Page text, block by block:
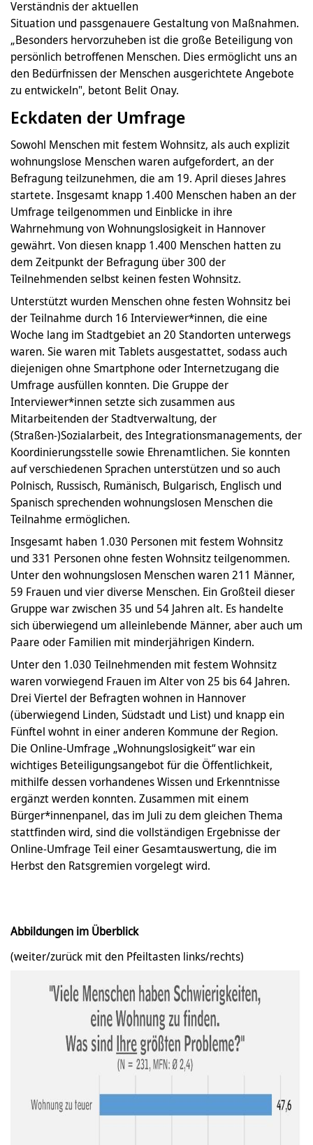
Verständnis der aktuellen
Situation und passgenauere Gestaltung von Maßnahmen.
„Besonders hervorzuheben ist die große Beteiligung von
persönlich betroffenen Menschen. Dies ermöglicht uns an
den Bedürfnissen der Menschen ausgerichtete Angebote
zu entwickeln", betont Belit Onay.
Eckdaten der Umfrage
Sowohl Menschen mit festem Wohnsitz, als auch explizit
wohnungslose Menschen waren aufgefordert, an der
Befragung teilzunehmen, die am 19. April dieses Jahres
startete. Insgesamt knapp 1.400 Menschen haben an der
Umfrage teilgenommen und Einblicke in ihre
Wahrnehmung von Wohnungslosigkeit in Hannover
gewährt. Von diesen knapp 1.400 Menschen hatten zu
dem Zeitpunkt der Befragung über 300 der
Teilnehmenden selbst keinen festen Wohnsitz.
Unterstützt wurden Menschen ohne festen Wohnsitz bei
der Teilnahme durch 16 Interviewer*innen, die eine
Woche lang im Stadtgebiet an 20 Standorten unterwegs
waren. Sie waren mit Tablets ausgestattet, sodass auch
diejenigen ohne Smartphone oder Internetzugang die
Umfrage ausfüllen konnten. Die Gruppe der
Interviewer*innen setzte sich zusammen aus
Mitarbeitenden der Stadtverwaltung, der
(Straßen-)Sozialarbeit, des Integrationsmanagements, der
Koordinierungsstelle sowie Ehrenamtlichen. Sie konnten
auf verschiedenen Sprachen unterstützen und so auch
Polnisch, Russisch, Rumänisch, Bulgarisch, Englisch und
Spanisch sprechenden wohnungslosen Menschen die
Teilnahme ermöglichen.
Insgesamt haben 1.030 Personen mit festem Wohnsitz
und 331 Personen ohne festen Wohnsitz teilgenommen.
Unter den wohnungslosen Menschen waren 211 Männer,
59 Frauen und vier diverse Menschen. Ein Großteil dieser
Gruppe war zwischen 35 und 54 Jahren alt. Es handelte
sich überwiegend um alleinlebende Männer, aber auch um
Paare oder Familien mit minderjährigen Kindern.
Unter den 1.030 Teilnehmenden mit festem Wohnsitz
waren vorwiegend Frauen im Alter von 25 bis 64 Jahren.
Drei Viertel der Befragten wohnen in Hannover
(überwiegend Linden, Südstadt und List) und knapp ein
Fünftel wohnt in einer anderen Kommune der Region.
Die Online-Umfrage „Wohnungslosigkeit“ war ein
wichtiges Beteiligungsangebot für die Öffentlichkeit,
mithilfe dessen vorhandenes Wissen und Erkenntnisse
ergänzt werden konnten. Zusammen mit einem
Bürger*innenpanel, das im Juli zu dem gleichen Thema
stattfinden wird, sind die vollständigen Ergebnisse der
Online-Umfrage Teil einer Gesamtauswertung, die im
Herbst den Ratsgremien vorgelegt wird.
Abbildungen im Überblick
(weiter/zurück mit den Pfeiltasten links/rechts)